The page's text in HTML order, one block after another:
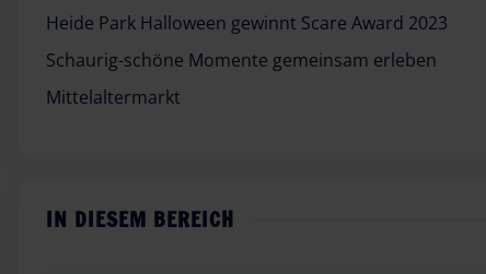
Heide Park Halloween gewinnt Scare Award 2023
Schaurig-schöne Momente gemeinsam erleben
Mittelaltermarkt
IN DIESEM BEREICH